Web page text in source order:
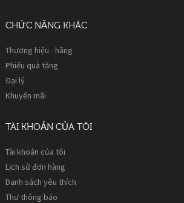
CHỨC NĂNG KHÁC
Thương hiệu - hãng
Phiếu quà tặng
Đại lý
Khuyến mãi
TÀI KHOẢN CỦA TÔI
Tài khoản của tôi
Lịch sử đơn hàng
Danh sách yêu thích
Thư thông báo